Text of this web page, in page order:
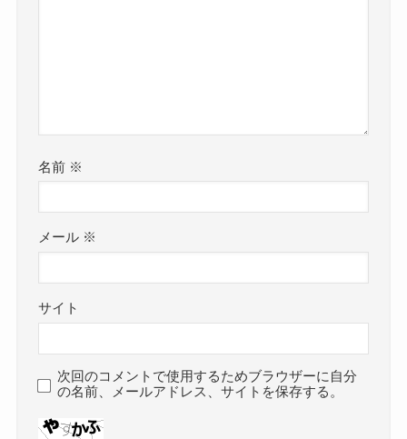
名前 ※
メール ※
サイト
次回のコメントで使用するためブラウザーに自分
の名前、メールアドレス、サイトを保存する。